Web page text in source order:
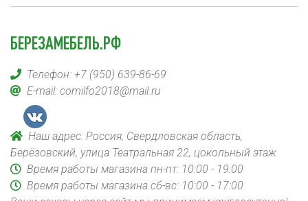
БЕРЕЗАМЕБЕЛЬ.РФ
Телефон: +7 (950) 639-86-69
E-mail: comilfo2018@mail.ru
Наш адрес: Россия, Свердловская область,
Берёзовский, улица Театральная 22, цокольный этаж
Время работы магазина пн-пт: 10:00 - 19:00
Время работы магазина сб-вс: 10:00 - 17:00